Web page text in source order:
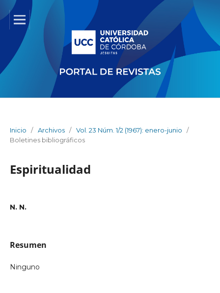
Inicio / Archivos / Vol. 23 Núm. 1/2 (1967): enero-junio
/
Boletines bibliográficos
Espiritualidad
N. N.
Resumen
Ninguno